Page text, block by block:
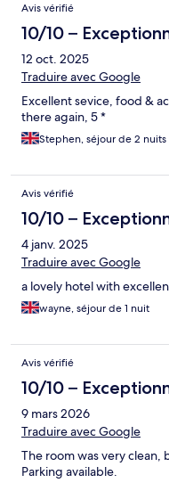
Avis vérifié
10/10 –
12 oct. 2025
Traduire avec Google
Excellent sevice, food &
there again, 5 *
Stephen, séjour de 2 nuits
Avis vérifié
10/10 –
4 janv. 2025
Traduire avec Google
a lovely hotel with
wayne, séjour de 1 nuit
Avis vérifié
10/10 –
9 mars 2026
Traduire avec Google
The room was very clean,
Parking available.